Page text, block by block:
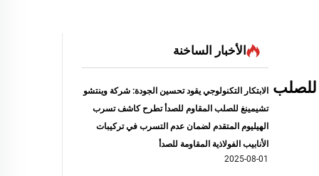
للصلب
الأخبار الساخنة
الابتكار التكنولوجي يقود تحسين الجودة: شركة وينتشو
تشيمينغ للصلب المقاوم للصدأ تطرح كاشف تسرب
الهيليوم المتقدم لضمان عدم التسرب في تركيبات
الأنابيب الفولاذية المقاومة للصدأ
2025-08-01